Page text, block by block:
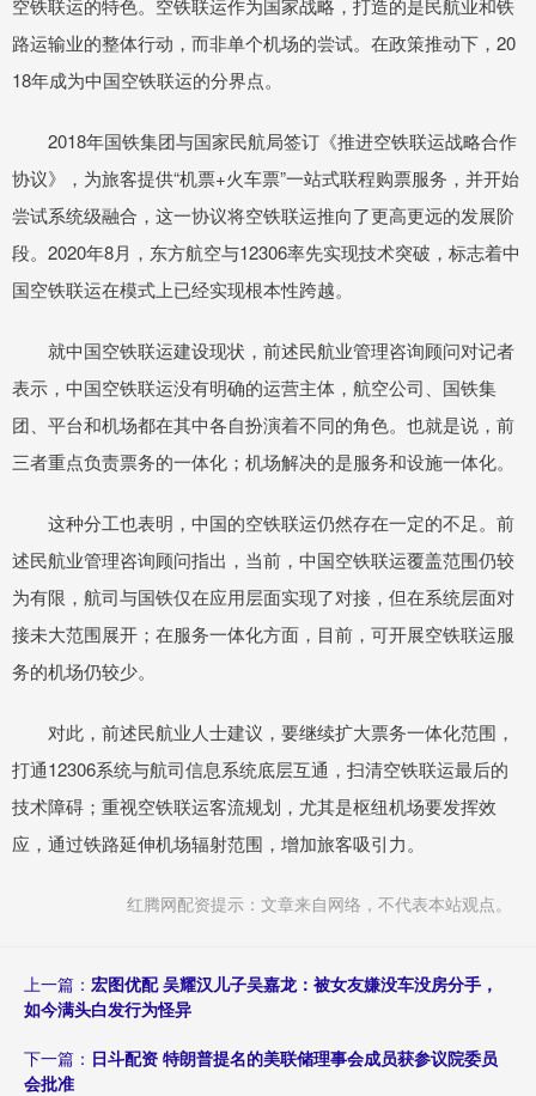
空铁联运的特色。空铁联运作为国家战略，打造的是民航业和铁
路运输业的整体行动，而非单个机场的尝试。在政策推动下，20
18年成为中国空铁联运的分界点。
2018年国铁集团与国家民航局签订《推进空铁联运战略合作
协议》，为旅客提供“机票+火车票”一站式联程购票服务，并开始
尝试系统级融合，这一协议将空铁联运推向了更高更远的发展阶
段。2020年8月，东方航空与12306率先实现技术突破，标志着中
国空铁联运在模式上已经实现根本性跨越。
就中国空铁联运建设现状，前述民航业管理咨询顾问对记者
表示，中国空铁联运没有明确的运营主体，航空公司、国铁集
团、平台和机场都在其中各自扮演着不同的角色。也就是说，前
三者重点负责票务的一体化；机场解决的是服务和设施一体化。
这种分工也表明，中国的空铁联运仍然存在一定的不足。前
述民航业管理咨询顾问指出，当前，中国空铁联运覆盖范围仍较
为有限，航司与国铁仅在应用层面实现了对接，但在系统层面对
接未大范围展开；在服务一体化方面，目前，可开展空铁联运服
务的机场仍较少。
对此，前述民航业人士建议，要继续扩大票务一体化范围，
打通12306系统与航司信息系统底层互通，扫清空铁联运最后的
技术障碍；重视空铁联运客流规划，尤其是枢纽机场要发挥效
应，通过铁路延伸机场辐射范围，增加旅客吸引力。
红腾网配资提示：文章来自网络，不代表本站观点。
上一篇： 宏图优配 吴耀汉儿子吴嘉龙：被女友嫌没车没房分手，
如今满头白发行为怪异
下一篇： 日斗配资 特朗普提名的美联储理事会成员获参议院委员
会批准